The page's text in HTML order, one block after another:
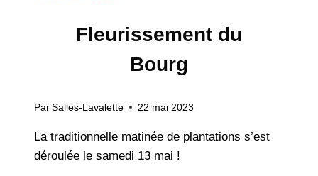
Fleurissement du
Bourg
Par Salles-Lavalette 22 mai 2023
La traditionnelle matinée de plantations s’est
déroulée le samedi 13 mai !